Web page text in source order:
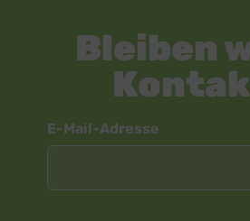
Bleiben
E-Mail-Adresse